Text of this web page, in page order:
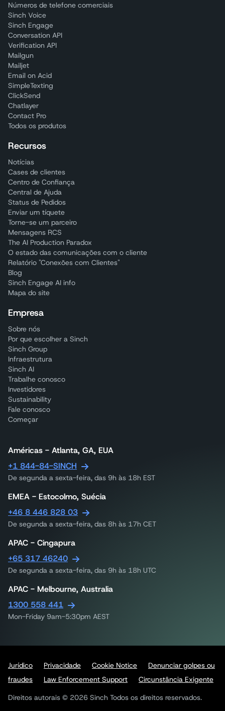
Números de telefone comerciais
Sinch Voice
Sinch Engage
Conversation API
Verification API
Mailgun
Mailjet
Email on Acid
SimpleTexting
ClickSend
Chatlayer
Contact Pro
Todos os produtos
Recursos
Notícias
Cases de clientes
Centro de Confiança
Central de Ajuda
Status de Pedidos
Enviar um tíquete
Torne-se um parceiro
Mensagens RCS
The AI Production Paradox
O estado das comunicações com o cliente
Relatório "Conexões com Clientes"
Blog
Sinch Engage AI info
Mapa do site
Empresa
Sobre nós
Por que escolher a Sinch
Sinch Group
Infraestrutura
Sinch AI
Trabalhe conosco
Investidores
Sustainability
Fale conosco
Começar
Américas - Atlanta, GA, EUA
+1 844-84-SINCH
De segunda a sexta-feira, das 9h às 18h EST
EMEA - Estocolmo, Suécia
+46 8 446 828 03
De segunda a sexta-feira, das 8h às 17h CET
APAC - Cingapura
+65 317 46240
De segunda a sexta-feira, das 9h às 18h UTC
APAC - Melbourne, Australia
1300 558 441
Mon-Friday 9am-5:30pm AEST
Direitos autorais © 2026 Sinch Todos os direitos reservados.
Jurídico Privacidade Cookie Notice
Denunciar golpes ou
fraudes
Law Enforcement Support Circunstância Exigente